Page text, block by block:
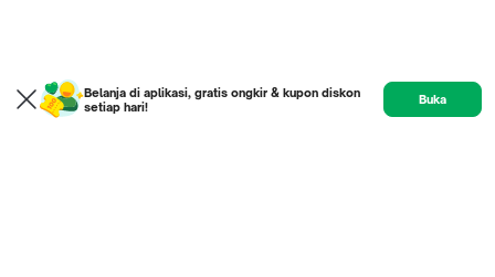
Belanja di aplikasi, gratis ongkir & kupon diskon
setiap hari!
Buka